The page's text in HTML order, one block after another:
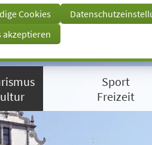
Cookies
akzeptieren
Sport
Freizeit